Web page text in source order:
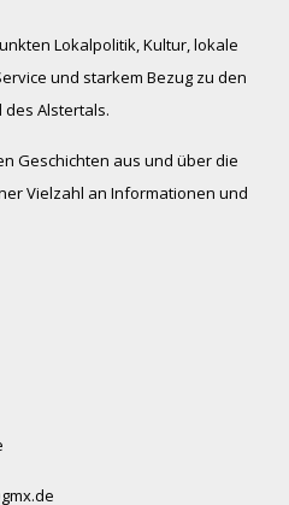
Lokalpolitik, Kultur, lokale
und starkem Bezug zu den
Alstertals.
Geschichten aus und über die
Vielzahl an Informationen und